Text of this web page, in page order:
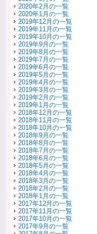
2020年2月の一覧
2020年1月の一覧
2019年12月の一覧
2019年11月の一覧
2019年10月の一覧
2019年9月の一覧
2019年8月の一覧
2019年7月の一覧
2019年6月の一覧
2019年5月の一覧
2019年4月の一覧
2019年3月の一覧
2019年2月の一覧
2019年1月の一覧
2018年12月の一覧
2018年11月の一覧
2018年10月の一覧
2018年9月の一覧
2018年8月の一覧
2018年7月の一覧
2018年6月の一覧
2018年5月の一覧
2018年4月の一覧
2018年3月の一覧
2018年2月の一覧
2018年1月の一覧
2017年12月の一覧
2017年11月の一覧
2017年10月の一覧
2017年9月の一覧